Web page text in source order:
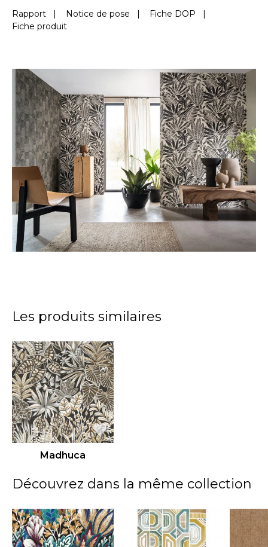
Rapport | Notice de pose | Fiche DOP |
Fiche produit
Les produits similaires
Madhuca
Découvrez dans la même collection